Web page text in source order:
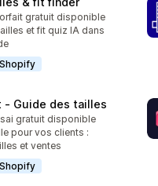
5
gratuit disponible
et fit quiz IA dans
‑ Guide des tailles
5gratuit disponible
pour vos clients :
et ventes